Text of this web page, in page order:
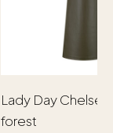
Lady Day
forest